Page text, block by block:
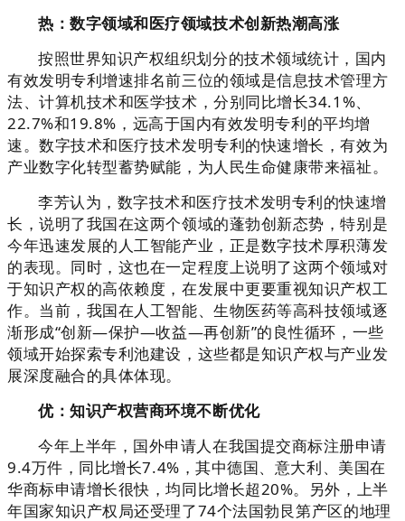
热：数字领域和医疗领域技术创新热潮高涨
按照世界知识产权组织划分的技术领域统计，国内
有效发明专利增速排名前三位的领域是信息技术管理方
法、计算机技术和医学技术，分别同比增长34.1%、
22.7%和19.8%，远高于国内有效发明专利的平均增
速。数字技术和医疗技术发明专利的快速增长，有效为
产业数字化转型蓄势赋能，为人民生命健康带来福祉。
李芳认为，数字技术和医疗技术发明专利的快速增
长，说明了我国在这两个领域的蓬勃创新态势，特别是
今年迅速发展的人工智能产业，正是数字技术厚积薄发
的表现。同时，这也在一定程度上说明了这两个领域对
于知识产权的高依赖度，在发展中更要重视知识产权工
作。当前，我国在人工智能、生物医药等高科技领域逐
渐形成“创新—保护—收益—再创新”的良性循环，一些
领域开始探索专利池建设，这些都是知识产权与产业发
展深度融合的具体体现。
优：知识产权营商环境不断优化
今年上半年，国外申请人在我国提交商标注册申请
9.4万件，同比增长7.4%，其中德国、意大利、美国在
华商标申请增长很快，均同比增长超20%。另外，上半
年国家知识产权局还受理了74个法国勃艮第产区的地理